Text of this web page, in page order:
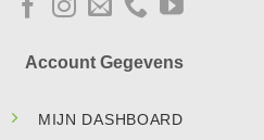
Account Gegevens
MIJN DASHBOARD